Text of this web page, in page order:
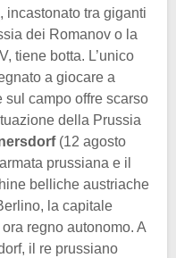
, incastonato tra giganti
dei Romanov o la
tiene botta. L’unico
a giocare a
sul campo offre scarso
della Prussia
(12 agosto
prussiana e il
belliche austriache
la capitale
regno autonomo. A
il re prussiano